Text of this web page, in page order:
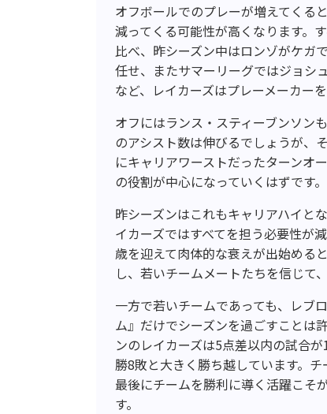
オフボールでのプレーが増えてくる
減ってくる可能性が高くなります。
比べ、昨シーズン中はロンゾがケガ
任せ、またサマーリーグではジョシ
など、レイカーズはプレーメーカー
オフにはランス・スティーブンソン
のアシスト数は伸びるでしょうが、
にキャリアワーストだったターンオ
の役割が中心になっていくはずです。
昨シーズンはこれもキャリアハイと
イカーズではすべてを担う必要性が
歳を迎えて肉体的な衰えが出始める
し、若いチームメートたちを信じて
一方で若いチームであっても、レブ
ム』だけでシーズンを過ごすことは
ンのレイカーズは5点差以内の試合
勝8敗と大きく勝ち越しています。
最後にチームを勝利に導く活躍こそ
す。